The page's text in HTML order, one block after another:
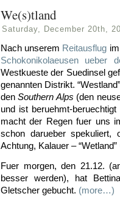
We(s)tland
Saturday, December 20th,
Nach unserem Reitausflug
Schokonikolaeusen ueber
Westkueste der Suedinsel
genannten Distrikt.
denSouthern Alps (den
und ist beruehmt-
macht der Regen fuer uns
schon darueber
Achtung, Kalauer –
Fuer morgen, den 21.12.
besser werden), hat
Gletscher gebucht. (more…)